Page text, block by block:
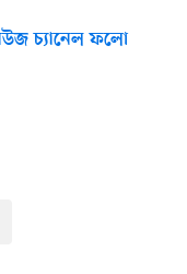
চ্যানেল ফলো